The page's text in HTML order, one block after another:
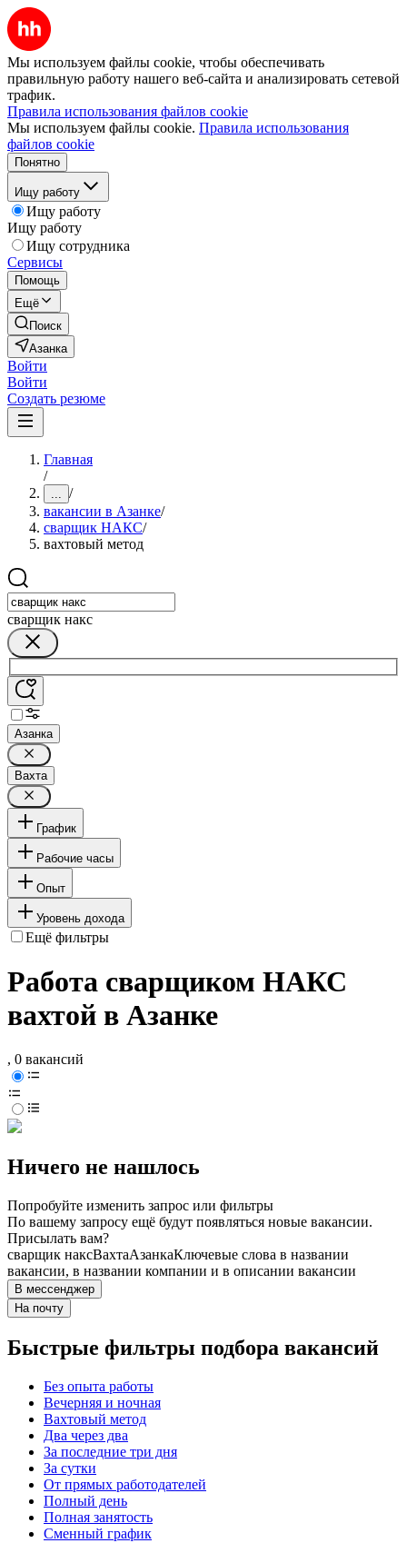
Мы используем файлы cookie, чтобы обеспечивать
правильную работу нашего веб-сайта и анализировать сетевой
трафик.
Правила использования файлов cookie
Мы используем файлы cookie. Правила использования
файлов cookie
Понятно
Ищу работу
Ищу работу
Ищу работу
Ищу сотрудника
Сервисы
Помощь
Ещё
Поиск
Азанка
Войти
Войти
Создать резюме
Главная
/
... /
вакансии в Азанке/
сварщик НАКС/
вахтовый метод
сварщик накс
Азанка
Вахта
График
Рабочие часы
Опыт
Уровень дохода
Ещё фильтры
Работа сварщиком НАКС
вахтой в Азанке
, 0 вакансий
Ничего не нашлось
Попробуйте изменить запрос или фильтры
По вашему запросу ещё будут появляться новые вакансии.
Присылать вам?
сварщик наксВахтаАзанкаКлючевые слова в названии
вакансии, в названии компании и в описании вакансии
В мессенджер
На почту
Быстрые фильтры подбора вакансий
Без опыта работы
Вечерняя и ночная
Вахтовый метод
Два через два
За последние три дня
За сутки
От прямых работодателей
Полный день
Полная занятость
Сменный график